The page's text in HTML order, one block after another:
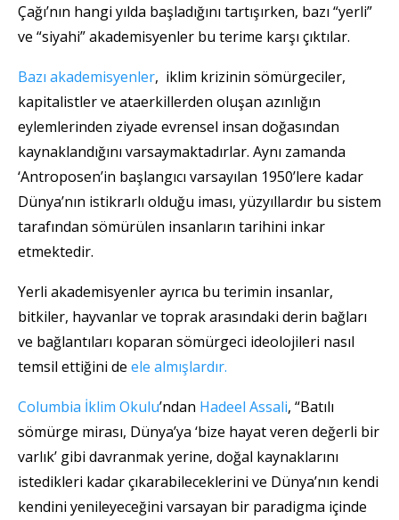
Çağı’nın hangi yılda başladığını tartışırken, bazı “yerli”
ve “siyahi” akademisyenler bu terime karşı çıktılar.
Bazı akademisyenler, iklim krizinin sömürgeciler,
kapitalistler ve ataerkillerden oluşan azınlığın
eylemlerinden ziyade evrensel insan doğasından
kaynaklandığını varsaymaktadırlar. Aynı zamanda
‘Antroposen’in başlangıcı varsayılan 1950’lere kadar
Dünya’nın istikrarlı olduğu iması, yüzyıllardır bu sistem
tarafından sömürülen insanların tarihini inkar
etmektedir.
Yerli akademisyenler ayrıca bu terimin insanlar,
bitkiler, hayvanlar ve toprak arasındaki derin bağları
ve bağlantıları koparan sömürgeci ideolojileri nasıl
temsil ettiğini de ele almışlardır.
Columbia İklim Okulu’ndan Hadeel Assali, “Batılı
sömürge mirası, Dünya’ya ‘bize hayat veren değerli bir
varlık’ gibi davranmak yerine, doğal kaynaklarını
istedikleri kadar çıkarabileceklerini ve Dünya’nın kendi
kendini yenileyeceğini varsayan bir paradigma içinde